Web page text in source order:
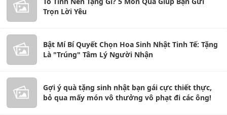
Trọn Lời Yêu
Bật Mí Bí Quyết Chọn Hoa Sinh Nhật Tinh Tế: Tặng
Là "Trúng" Tâm Lý Người Nhận
Gợi ý quà tặng sinh nhật bạn gái cực thiết thực,
bỏ qua mấy món vô thưởng vô phạt đi các ông!